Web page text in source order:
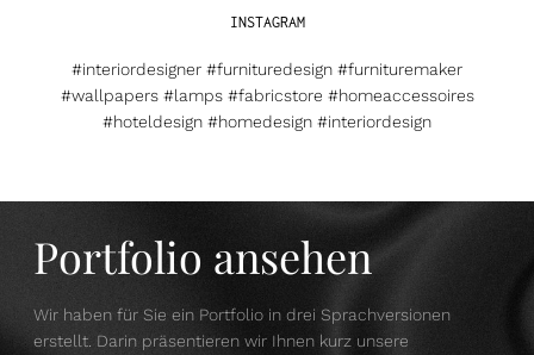
INSTAGRAM
#interiordesigner #furnituredesign #furnituremaker
#wallpapers #lamps #fabricstore #homeaccessoires
#hoteldesign #homedesign #interiordesign
Portfolio ansehen
Wir haben für Sie ein Portfolio in drei Sprachversionen
erstellt. Darin präsentieren wir Ihnen kurz unsere